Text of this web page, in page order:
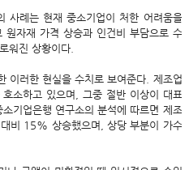
사례는 현재 중소기업이 처한 어려움을
원자재 가격 상승과 인건비 부담으로 수
워진 상황이다.
이러한 현실을 수치로 보여준다. 제조업
소하고 있으며, 그중 절반 이상이 대표
기업은행 연구소의 분석에 따르면 제조
비 15% 상승했으며, 상당 부분이 가수